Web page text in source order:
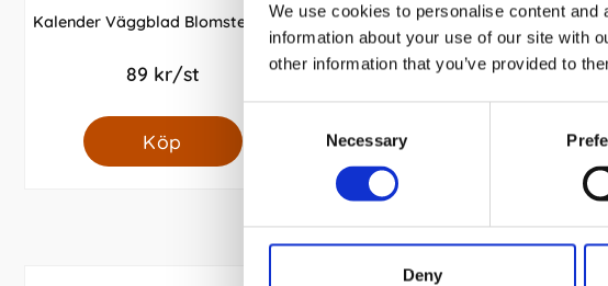
We use cookies to personalise content
information about your use of our site with
other information that you’ve provided to
Necessary
Deny
Kalender Väggblad Blomster 2027
89 kr/st
Köp
Väggkalender Stora
Hallonalmanackan 2027
49 kr/st